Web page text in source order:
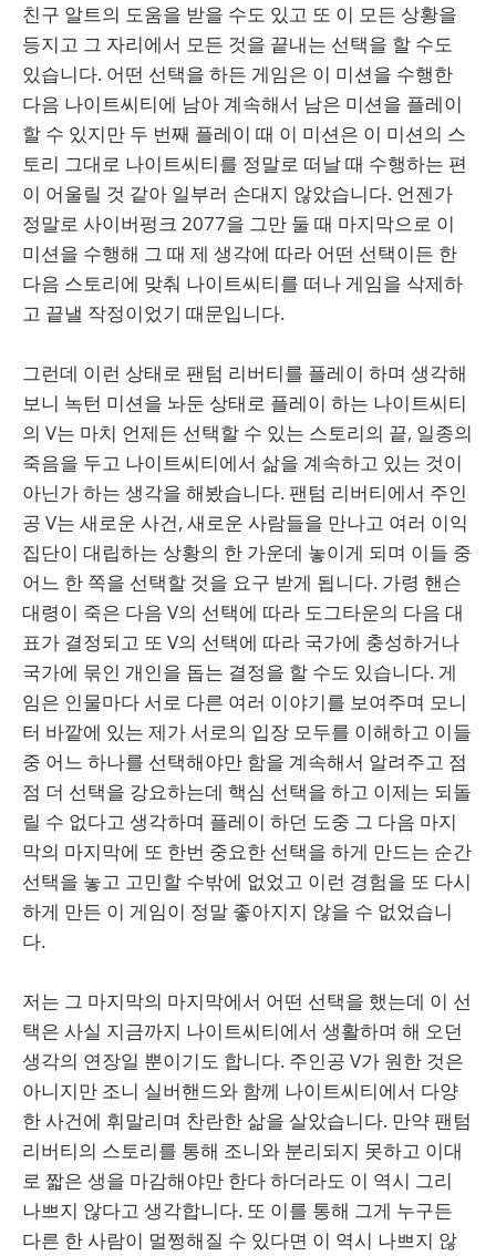
친구 알트의 도움을 받을 수도 있고 또 이 모든 상황을
등지고 그 자리에서 모든 것을 끝내는 선택을 할 수도
있습니다. 어떤 선택을 하든 게임은 이 미션을 수행한
다음 나이트씨티에 남아 계속해서 남은 미션을 플레이
할 수 있지만 두 번째 플레이 때 이 미션은 이 미션의 스
토리 그대로 나이트씨티를 정말로 떠날 때 수행하는 편
이 어울릴 것 같아 일부러 손대지 않았습니다. 언젠가
정말로 사이버펑크 2077을 그만 둘 때 마지막으로 이
미션을 수행해 그 때 제 생각에 따라 어떤 선택이든 한
다음 스토리에 맞춰 나이트씨티를 떠나 게임을 삭제하
고 끝낼 작정이었기 때문입니다.
그런데 이런 상태로 팬텀 리버티를 플레이 하며 생각해
보니 녹턴 미션을 놔둔 상태로 플레이 하는 나이트씨티
의 V는 마치 언제든 선택할 수 있는 스토리의 끝, 일종의
죽음을 두고 나이트씨티에서 삶을 계속하고 있는 것이
아닌가 하는 생각을 해봤습니다. 팬텀 리버티에서 주인
공 V는 새로운 사건, 새로운 사람들을 만나고 여러 이익
집단이 대립하는 상황의 한 가운데 놓이게 되며 이들 중
어느 한 쪽을 선택할 것을 요구 받게 됩니다. 가령 핸슨
대령이 죽은 다음 V의 선택에 따라 도그타운의 다음 대
표가 결정되고 또 V의 선택에 따라 국가에 충성하거나
국가에 묶인 개인을 돕는 결정을 할 수도 있습니다. 게
임은 인물마다 서로 다른 여러 이야기를 보여주며 모니
터 바깥에 있는 제가 서로의 입장 모두를 이해하고 이들
중 어느 하나를 선택해야만 함을 계속해서 알려주고 점
점 더 선택을 강요하는데 핵심 선택을 하고 이제는 되돌
릴 수 없다고 생각하며 플레이 하던 도중 그 다음 마지
막의 마지막에 또 한번 중요한 선택을 하게 만드는 순간
선택을 놓고 고민할 수밖에 없었고 이런 경험을 또 다시
하게 만든 이 게임이 정말 좋아지지 않을 수 없었습니
다.
저는 그 마지막의 마지막에서 어떤 선택을 했는데 이 선
택은 사실 지금까지 나이트씨티에서 생활하며 해 오던
생각의 연장일 뿐이기도 합니다. 주인공 V가 원한 것은
아니지만 조니 실버핸드와 함께 나이트씨티에서 다양
한 사건에 휘말리며 찬란한 삶을 살았습니다. 만약 팬텀
리버티의 스토리를 통해 조니와 분리되지 못하고 이대
로 짧은 생을 마감해야만 한다 하더라도 이 역시 그리
나쁘지 않다고 생각합니다. 또 이를 통해 그게 누구든
다른 한 사람이 멀쩡해질 수 있다면 이 역시 나쁘지 않